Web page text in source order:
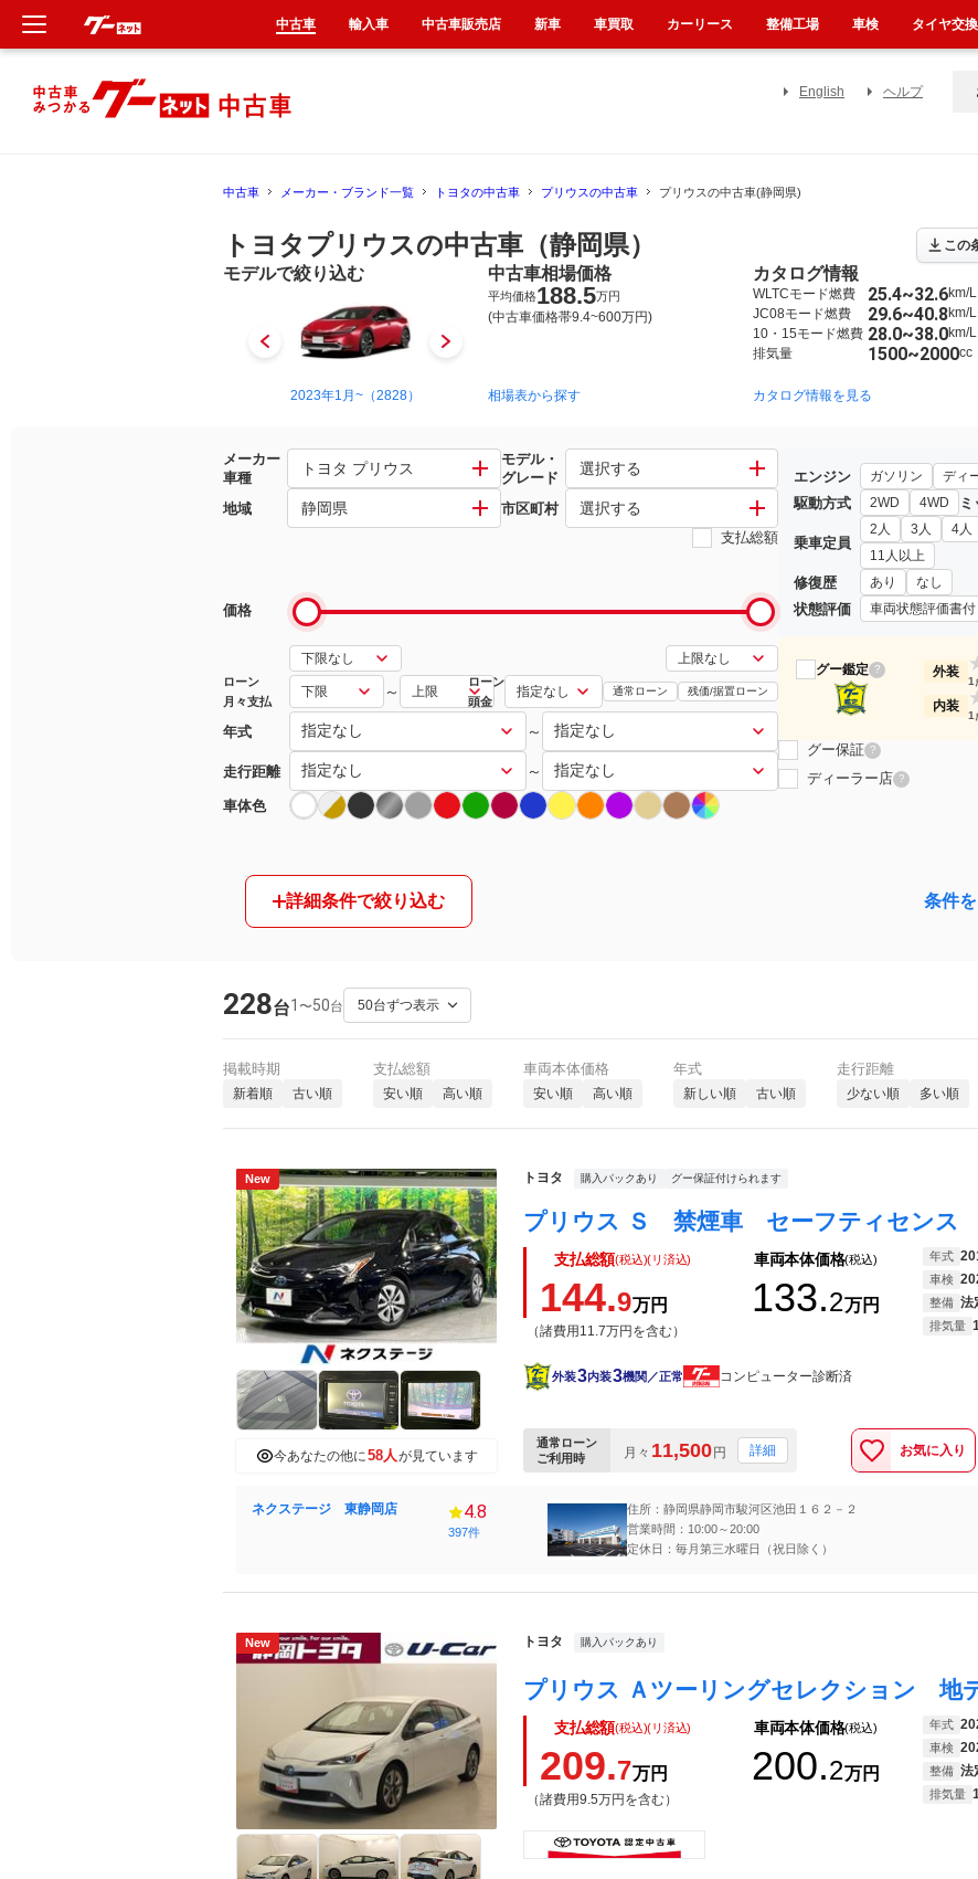
English ヘルプ
中古車 メーカー・ブランド一覧 トヨタの中古車 プリウスの中古車 プリウスの中古車(静岡県)
トヨタプリウスの中古車（静岡県） この
モデルで絞り込む
2023年1月~（2828） 2015年12月~2023年1月（4408） 2009年5月~2015年12月（2354）
中古車相場価格
平均価格188.5万円
(中古車価格帯9.4~600万円)
相場表から探す
カタログ情報
WLTCモード燃費 25.4~32.6km/L
JC08モード燃費
29.6~40.8km/L
10・15モード燃費 28.0~38.0km/L
排気量
1500~2000cc
カタログ情報を見る
メーカー
車種
トヨタ プリウス
モデル・
グレード
選択する
地域 静岡県 市区町村 選択する
支払総額
価格
ローン
月々支払
～
ローン
頭金
通常ローン 残価/据置ローン
年式 ～
走行距離 ～
車体色
エンジン ガソリン ディ
駆動方式 2WD 4WD ミ
乗車定員
2人 3人 4人
11人以上
修復歴 あり なし
状態評価 車両状態評価書付
グー鑑定 ? 外装
1
内装
1
グー保証 ?
ディーラー店 ?
詳細条件で絞り込む 条件
228台1 〜50台
掲載時期
新着順 古い順
支払総額
安い順 高い順
車両本体価格
安い順 高い順
年式
新しい順 古い順
走行距離
少ない順 多い順
New
今あなたの他に58人が見ています
トヨタ 購入パックあり グー保証付けられます
支払総額(税込)(リ済込)
144.9万円
（諸費用11.7万円を含む）
車両本体価格(税込)
133.2万円
年式
車検
整備 法
排気量
外装3内装3機関／正常 コンピューター診断済
通常ローン
ご利用時
月々 11,500円 詳細 お気に入り
ネクステージ 東静岡店 4.8
397件
住所：静岡県静岡市駿河区池田１６２－２
営業時間：10:00～20:00
定休日：毎月第三水曜日（祝日除く）
New トヨタ 購入パックあり
支払総額(税込)(リ済込)
209.7万円
（諸費用9.5万円を含む）
車両本体価格(税込)
200.2万円
年式
車検
整備 法
排気量
中古車 輸入車 中古車販売店 新車 車買取 カーリース 整備工場 車検 タイヤ交換
新車